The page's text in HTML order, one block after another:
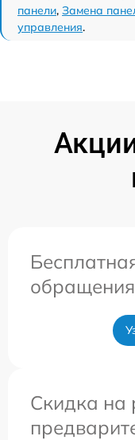
панели, Замена
управления.
обращения
Скидка на